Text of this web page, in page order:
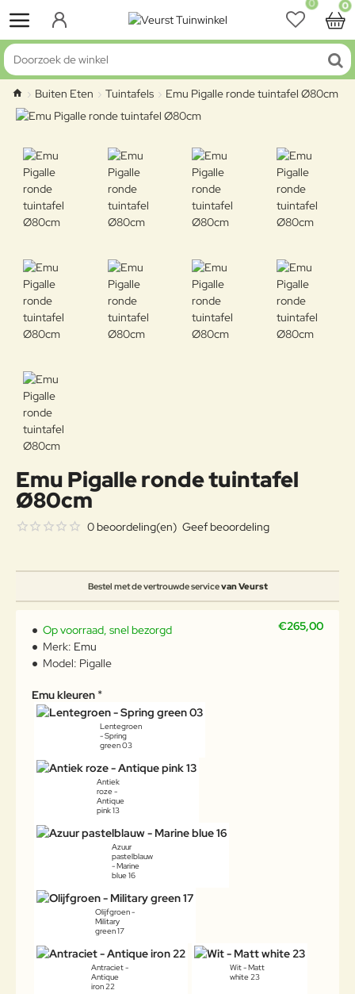
0 0
Doorzoek de winkel
home
Buiten Eten Tuintafels Emu Pigalle ronde tuintafel Ø80cm
Emu Pigalle ronde tuintafel
Ø80cm
Bestel met de vertrouwde servicevan Veurst
0 beoordeling(en) Geef beoordeling
€265,00
Op voorraad, snel bezorgd
Merk: Emu
Model: Pigalle
Emu kleuren
Lentegroen
- Spring
green 03
Antiek
roze -
Antique
pink 13
Azuur
pastelblauw
- Marine
blue 16
Olijfgroen -
Military
green 17
Antraciet -
Antique
iron 22
Wit - Matt
white 23